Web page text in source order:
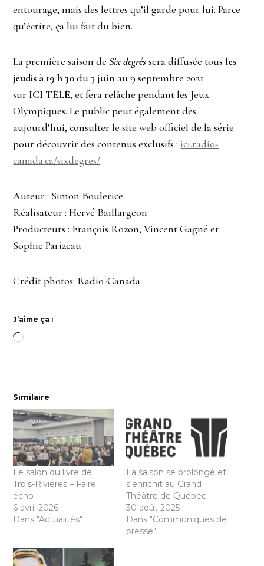
entourage, mais des lettres qu’il garde pour lui. Parce
qu’écrire, ça lui fait du bien.
La première saison deSix degréssera diffusée tous les
jeudis à 19 h 30du 3 juin au 9 septembre 2021
sur ICI TÉLÉ, et fera relâche pendant les Jeux
Olympiques. Le public peut également dès
aujourd’hui, consulter le site web officiel de la série
pour découvrir des contenus exclusifs : ici.radio-
canada.ca/sixdegres/
Auteur : Simon Boulerice
Réalisateur : Hervé Baillargeon
Producteurs : François Rozon, Vincent Gagné et
Sophie Parizeau
Crédit photos: Radio-Canada
J’aime ça :
Chargement…
Similaire
Le salon du livre de
Trois-Rivières – Faire
écho
6 avril 2026
Dans "Actualités"
La saison se prolonge et
s’enrichit au Grand
Théâtre de Québec
30 août 2025
Dans "Communiqués de
presse"